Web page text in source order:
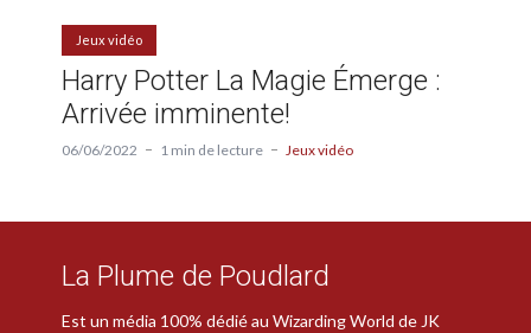
Jeux vidéo
Harry Potter La Magie Émerge :
Arrivée imminente!
06/06/2022 1 min de lecture Jeux vidéo
La Plume de Poudlard
Est un média 100% dédié au Wizarding World de JK